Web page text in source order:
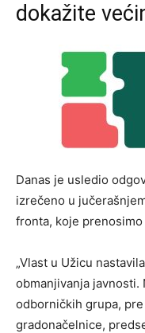
dokažite
Danas je usledio
izrečeno u
fronta, koje
„Vlast u Užicu
obmanjivanja
odborničkih grupa,
gradonačelnice,